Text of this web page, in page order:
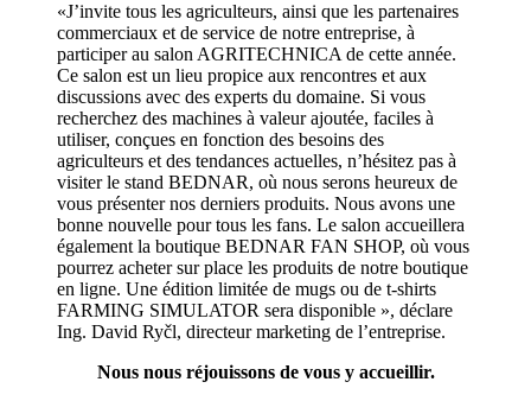
«J’invite tous les agriculteurs, ainsi que les partenaires
commerciaux et de service de notre entreprise, à
participer au salon AGRITECHNICA de cette année.
Ce salon est un lieu propice aux rencontres et aux
discussions avec des experts du domaine. Si vous
recherchez des machines à valeur ajoutée, faciles à
utiliser, conçues en fonction des besoins des
agriculteurs et des tendances actuelles, n’hésitez pas à
visiter le stand BEDNAR, où nous serons heureux de
vous présenter nos derniers produits. Nous avons une
bonne nouvelle pour tous les fans. Le salon accueillera
également la boutique BEDNAR FAN SHOP, où vous
pourrez acheter sur place les produits de notre boutique
en ligne. Une édition limitée de mugs ou de t-shirts
FARMING SIMULATOR sera disponible », déclare
Ing. David Ryčl, directeur marketing de l’entreprise.
Nous nous réjouissons de vous y accueillir.